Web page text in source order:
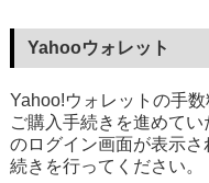
Yahooウォレット
Yahoo!ウォレットの手
ご購入手続きを進めて
のログイン画面が表示
続きを行ってください。